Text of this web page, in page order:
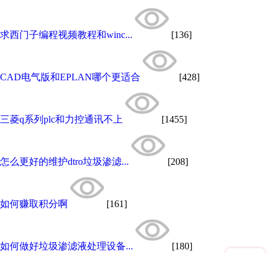
求西门子编程视频教程和winc... [136]
CAD电气版和EPLAN哪个更适合 [428]
三菱q系列plc和力控通讯不上 [1455]
怎么更好的维护dtro垃圾渗滤... [208]
如何赚取积分啊 [161]
如何做好垃圾渗滤液处理设备... [180]